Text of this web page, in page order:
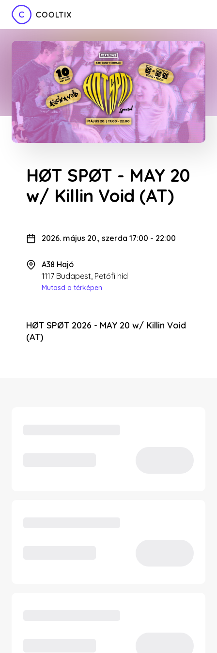
HØT SPØT - MAY 20
w/ Killin Void (AT)
2026. május 20., szerda 17:00 - 22:00
A38 Hajó
1117 Budapest, Petőfi híd
Mutasd a térképen
HØT SPØT 2026 - MAY 20 w/ Killin Void
(AT)